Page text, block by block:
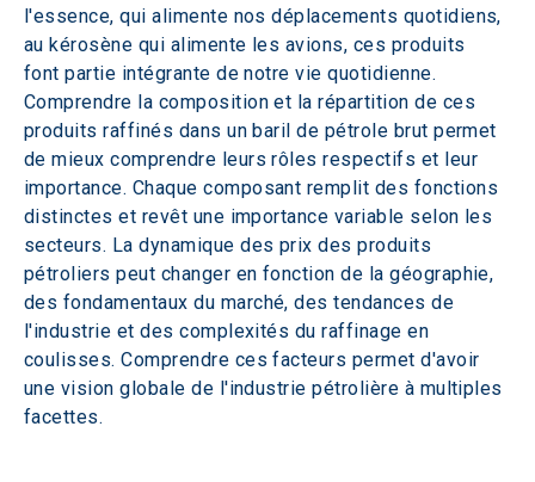
l'essence, qui alimente nos déplacements quotidiens,
au kérosène qui alimente les avions, ces produits
font partie intégrante de notre vie quotidienne.
Comprendre la composition et la répartition de ces
produits raffinés dans un baril de pétrole brut permet
de mieux comprendre leurs rôles respectifs et leur
importance. Chaque composant remplit des fonctions
distinctes et revêt une importance variable selon les
secteurs. La dynamique des prix des produits
pétroliers peut changer en fonction de la géographie,
des fondamentaux du marché, des tendances de
l'industrie et des complexités du raffinage en
coulisses. Comprendre ces facteurs permet d'avoir
une vision globale de l'industrie pétrolière à multiples
facettes.